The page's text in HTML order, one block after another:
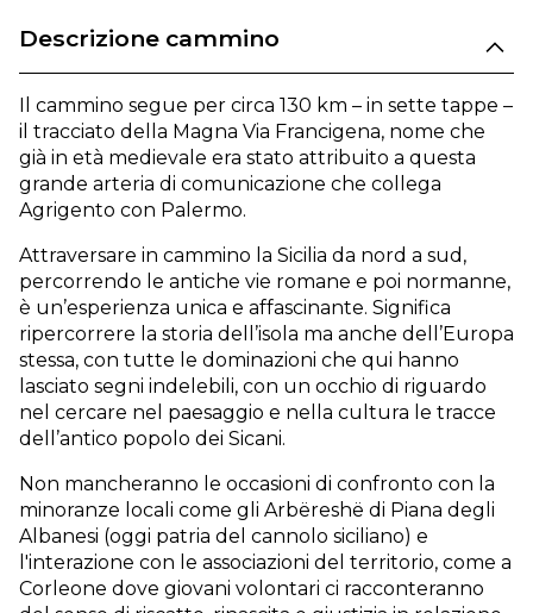
Descrizione cammino
Il cammino segue per circa 130 km – in sette tappe –
il tracciato della Magna Via Francigena, nome che
già in età medievale era stato attribuito a questa
grande arteria di comunicazione che collega
Agrigento con Palermo.
Attraversare in cammino la Sicilia da nord a sud,
percorrendo le antiche vie romane e poi normanne,
è un’esperienza unica e affascinante. Significa
ripercorrere la storia dell’isola ma anche dell’Europa
stessa, con tutte le dominazioni che qui hanno
lasciato segni indelebili, con un occhio di riguardo
nel cercare nel paesaggio e nella cultura le tracce
dell’antico popolo dei Sicani.
Non mancheranno le occasioni di confronto con la
minoranze locali come gli Arbëreshë di Piana degli
Albanesi (oggi patria del cannolo siciliano) e
l'interazione con le associazioni del territorio, come a
Corleone dove giovani volontari ci racconteranno